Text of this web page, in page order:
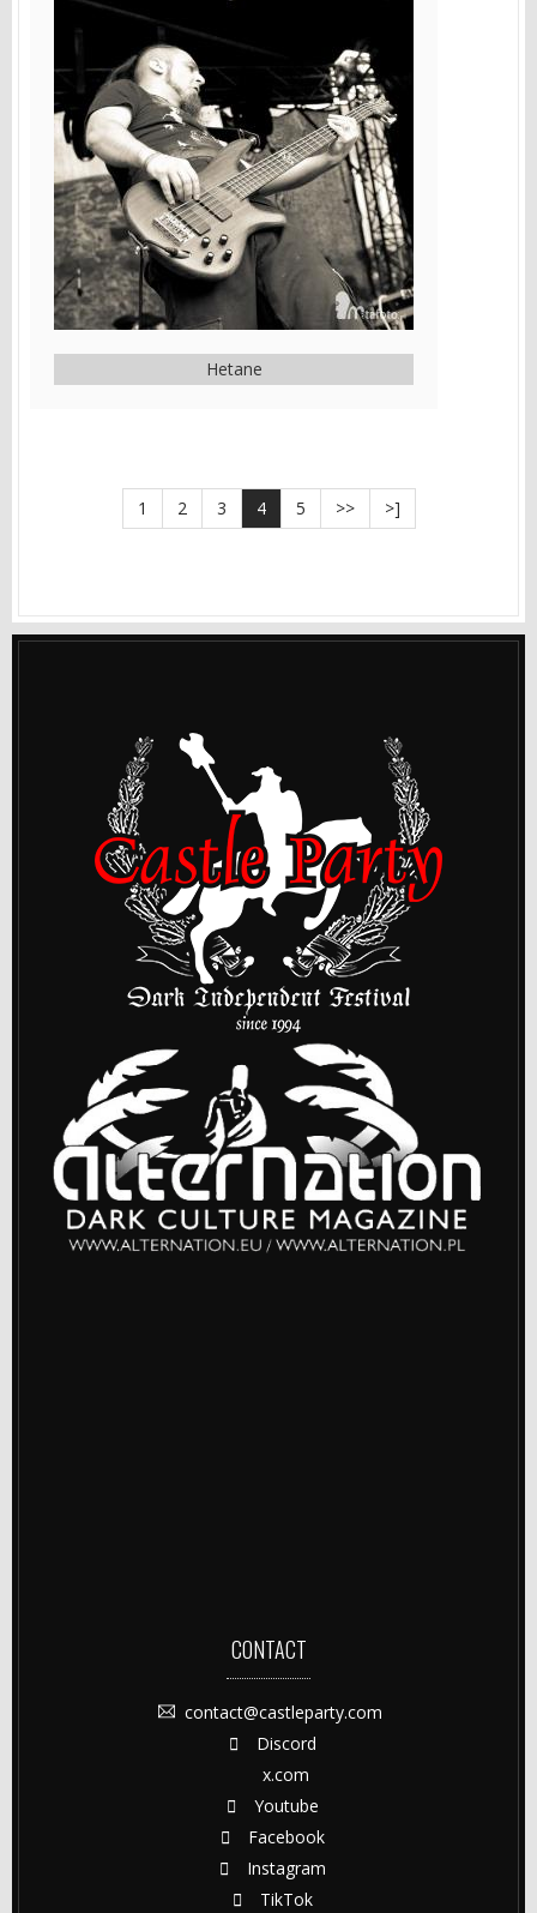
Hetane
1 2 3 4 5 >> >]
CONTACT
contact@castleparty.com
Discord
x.com
Youtube
Facebook
Instagram
TikTok